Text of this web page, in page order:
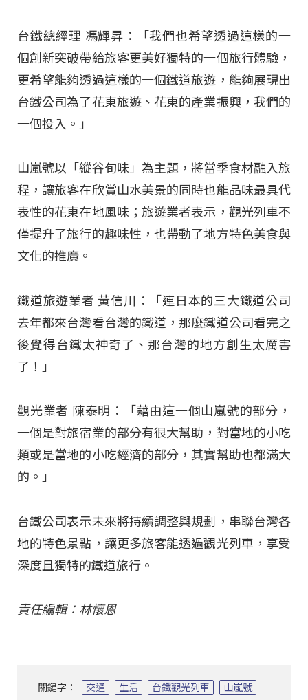
台鐵總經理 馮輝昇：「我們也希望透過這樣的一
個創新突破帶給旅客更美好獨特的一個旅行體驗，
更希望能夠透過這樣的一個鐵道旅遊，能夠展現出
台鐵公司為了花東旅遊、花東的產業振興，我們的
一個投入。」
山嵐號以「縱谷旬味」為主題，將當季食材融入旅
程，讓旅客在欣賞山水美景的同時也能品味最具代
表性的花東在地風味；旅遊業者表示，觀光列車不
僅提升了旅行的趣味性，也帶動了地方特色美食與
文化的推廣。
鐵道旅遊業者 黃信川：「連日本的三大鐵道公司
去年都來台灣看台灣的鐵道，那麼鐵道公司看完之
後覺得台鐵太神奇了、那台灣的地方創生太厲害
了！」
觀光業者 陳泰明：「藉由這一個山嵐號的部分，
一個是對旅宿業的部分有很大幫助，對當地的小吃
類或是當地的小吃經濟的部分，其實幫助也都滿大
的。」
台鐵公司表示未來將持續調整與規劃，串聯台灣各
地的特色景點，讓更多旅客能透過觀光列車，享受
深度且獨特的鐵道旅行。
責任編輯：林懷恩
關鍵字： 交通 生活 台鐵觀光列車 山嵐號